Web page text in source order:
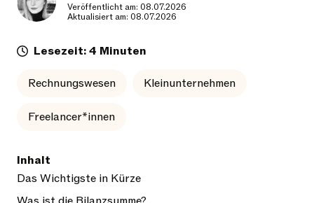
Veröffentlicht am: 08.07.2026
Aktualisiert am: 08.07.2026
Lesezeit: 4 Minuten
Rechnungswesen Kleinunternehmen
Freelancer*innen
Inhalt
Das Wichtigste in Kürze